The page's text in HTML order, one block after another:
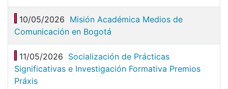
10/05/2026 Misión Académica Medios de
Comunicación en Bogotá
11/05/2026 Socialización de Prácticas
Significativas e Investigación Formativa Premios
Práxis